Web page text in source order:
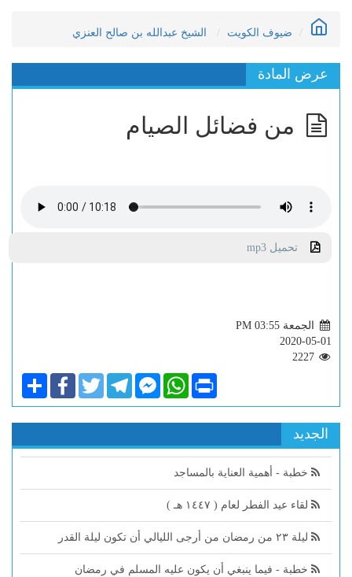
ضيوف الكويت الشيخ عبدالله بن صالح العنزي
عرض المادة
من فضائل الصيام
تحميل mp3
الجمعة PM 03:55
2020-05-01
ShareFacebookTwitterTelegramFacebook
Messenger
WhatsApp Print
الجديد
خطبة - أهمية العناية بالمساجد
لقاء عيد الفطر لعام ( ١٤٤٧ هـ )
ليلة ٢٣ من رمضان من أرجى الليالي أن تكون ليلة القدر
خطبة - فيما ينبغي أن يكون عليه المسلم في رمضان